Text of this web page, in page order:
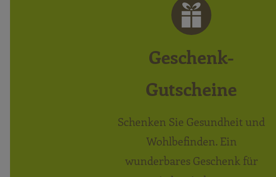
Geschenk-
Gutscheine
Schenken Sie Gesundheit und
Wohlbefinden. Ein
wunderbares Geschenk für